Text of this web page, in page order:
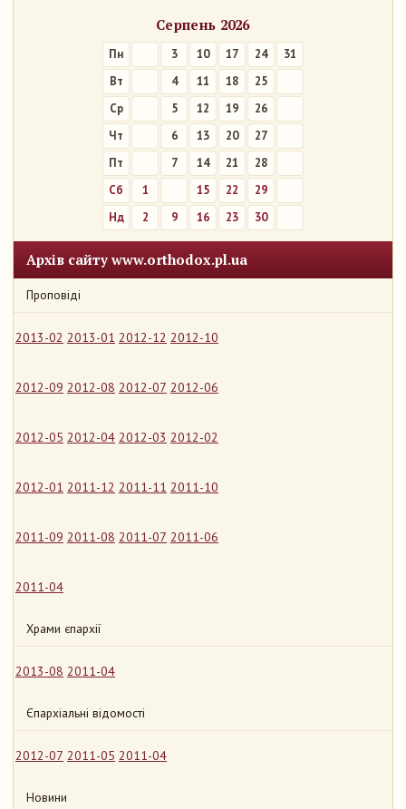
Серпень 2026
Пн 3 10 17 24
31
Вт
4 11 18
25
Ср
5 12 19
26
Чт
6 13 20
27
Пт
7 14 21
28
Сб
1 15 22
29
Нд
2 9 16 23 30
Архів сайту www.orthodox.pl.ua
Проповіді
2013-02 2013-01 2012-12 2012-10
2012-09 2012-08 2012-07 2012-06
2012-05 2012-04 2012-03 2012-02
2012-01 2011-12 2011-11 2011-10
2011-09 2011-08 2011-07 2011-06
2011-04
Храми єпархії
2013-08 2011-04
Єпархіальні відомості
2012-07 2011-05 2011-04
Новини